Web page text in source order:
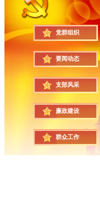
党群组织
要闻动态
支部风采
廉政建设
群众工作